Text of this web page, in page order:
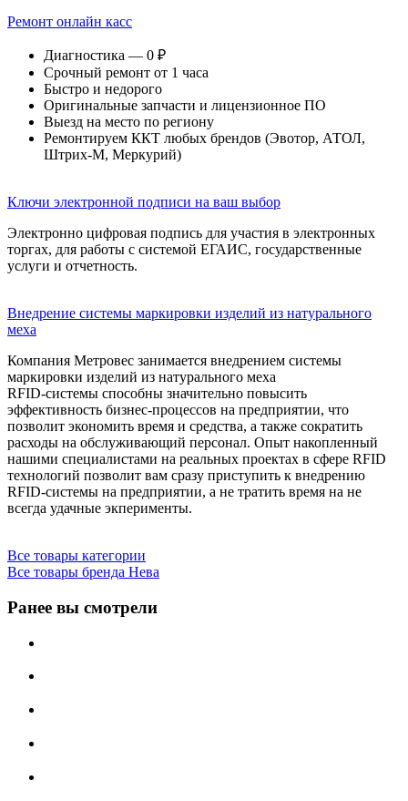
Ремонт онлайн касс
Диагностика — 0 ₽
Срочный ремонт от 1 часа
Быстро и недорого
Оригинальные запчасти и лицензионное ПО
Выезд на место по региону
Ремонтируем ККТ любых брендов (Эвотор, АТОЛ,
Штрих-М, Меркурий)
Ключи электронной подписи на ваш выбор
Электронно цифровая подпись для участия в электронных
торгах, для работы с системой ЕГАИС, государственные
услуги и отчетность.
Внедрение системы маркировки изделий из натурального
меха
Компания Метровес занимается внедрением системы
маркировки изделий из натурального меха
RFID-системы способны значительно повысить
эффективность бизнес-процессов на предприятии, что
позволит экономить время и средства, а также сократить
расходы на обслуживающий персонал. Опыт накопленный
нашими специалистами на реальных проектах в сфере RFID
технологий позволит вам сразу приступить к внедрению
RFID-системы на предприятии, а не тратить время на не
всегда удачные экперименты.
Все товары категории
Все товары бренда Нева
Ранее вы смотрели